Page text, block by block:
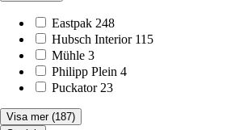
Eastpak 248
Hubsch Interior 115
Mühle 3
Philipp Plein 4
Puckator 23
Visa mer (187)